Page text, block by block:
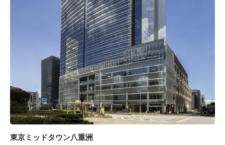
東京ミッドタウン八重洲